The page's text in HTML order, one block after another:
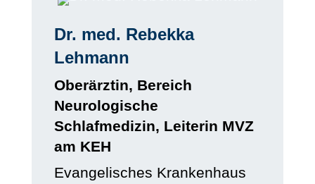
Dr. med. Rebekka
Lehmann
Oberärztin, Bereich
Neurologische
Schlafmedizin, Leiterin MVZ
am KEH
Evangelisches Krankenhaus